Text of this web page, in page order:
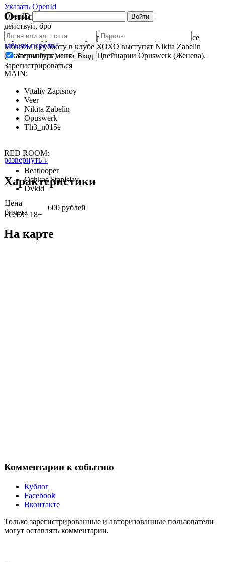
Указать OpenId
OpenID
Войти
действуй, бро
забыли пароль?
Запомнить меня
Вход
Зарегистрироваться
Описание
В рамках тура по поводу празднования 1 года Resonance
Moscow в субботу в клубе ХОХО выступят Nikita Zabelin
(Екатеринбург) и гость из Щвейцарии Opuswerk (Женева).
MAIN:
Vitaliy Zapisnoy
Veer
Nikita Zabelin
Opuswerk
Th3_n015e
RED ROOM:
Beatlooper
Ochkas Stanislav
Dvkid
FC/DC 18+
развернуть ↓
Характеристики
Цена
билета
600 рублей
На карте
Комментарии к событию
Кублог
Facebook
Вконтакте
Только зарегистрированные и авторизованные пользователи
могут оставлять комментарии.